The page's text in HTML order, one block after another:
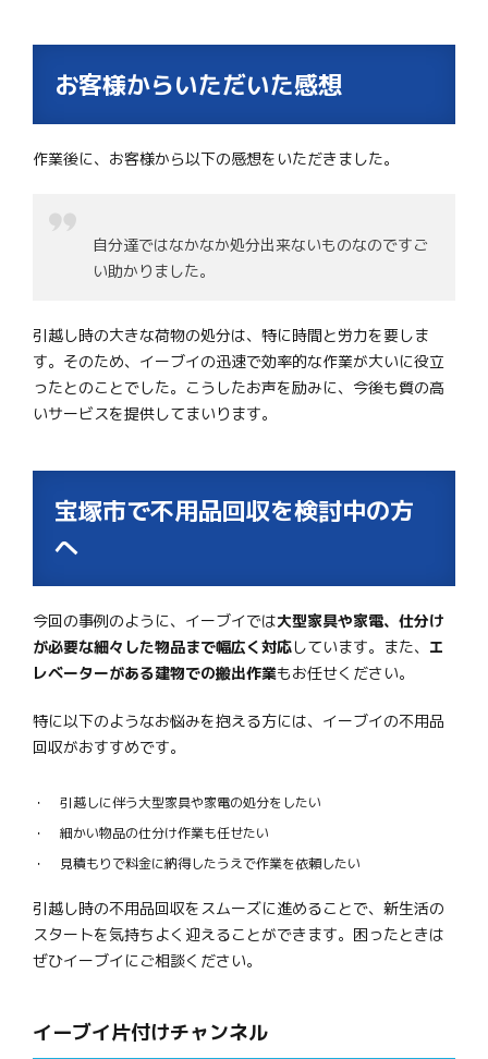
お客様からいただいた感想
作業後に、お客様から以下の感想をいただきました。
自分達ではなかなか処分出来ないものなのですご
い助かりました。
引越し時の大きな荷物の処分は、特に時間と労力を要しま
す。そのため、イーブイの迅速で効率的な作業が大いに役立
ったとのことでした。こうしたお声を励みに、今後も質の高
いサービスを提供してまいります。
宝塚市で不用品回収を検討中の方
へ
今回の事例のように、イーブイでは大型家具や家電、仕分け
が必要な細々した物品まで幅広く対応しています。また、 エ
レベーターがある建物での搬出作業もお任せください。
特に以下のようなお悩みを抱える方には、イーブイの不用品
回収がおすすめです。
引越しに伴う大型家具や家電の処分をしたい
細かい物品の仕分け作業も任せたい
見積もりで料金に納得したうえで作業を依頼したい
引越し時の不用品回収をスムーズに進めることで、新生活の
スタートを気持ちよく迎えることができます。困ったときは
ぜひイーブイにご相談ください。
イーブイ片付けチャンネル